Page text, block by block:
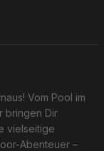
Vom Pool im
bringen Dir
vielseitige
Abenteuer –